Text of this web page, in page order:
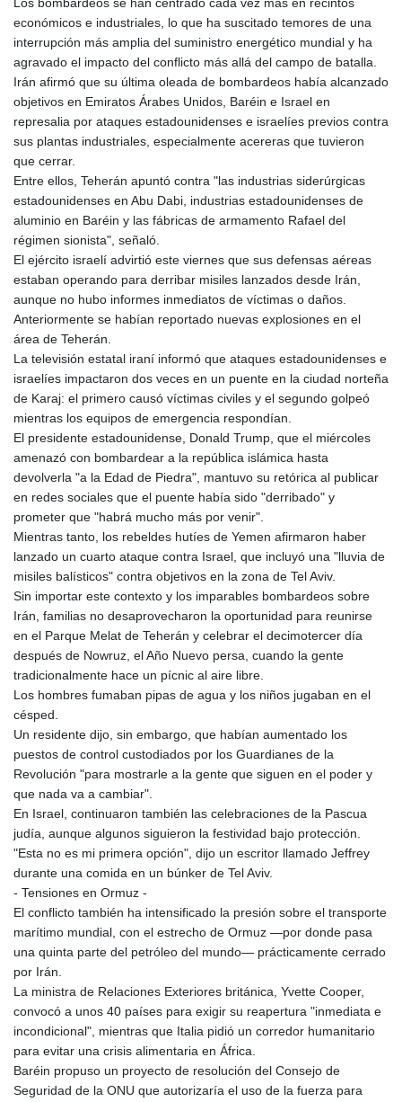
Los bombardeos se han centrado cada vez más en recintos
económicos e industriales, lo que ha suscitado temores de una
interrupción más amplia del suministro energético mundial y ha
agravado el impacto del conflicto más allá del campo de batalla.
Irán afirmó que su última oleada de bombardeos había alcanzado
objetivos en Emiratos Árabes Unidos, Baréin e Israel en
represalia por ataques estadounidenses e israelíes previos contra
sus plantas industriales, especialmente acereras que tuvieron
que cerrar.
Entre ellos, Teherán apuntó contra "las industrias siderúrgicas
estadounidenses en Abu Dabi, industrias estadounidenses de
aluminio en Baréin y las fábricas de armamento Rafael del
régimen sionista", señaló.
El ejército israelí advirtió este viernes que sus defensas aéreas
estaban operando para derribar misiles lanzados desde Irán,
aunque no hubo informes inmediatos de víctimas o daños.
Anteriormente se habían reportado nuevas explosiones en el
área de Teherán.
La televisión estatal iraní informó que ataques estadounidenses e
israelíes impactaron dos veces en un puente en la ciudad norteña
de Karaj: el primero causó víctimas civiles y el segundo golpeó
mientras los equipos de emergencia respondían.
El presidente estadounidense, Donald Trump, que el miércoles
amenazó con bombardear a la república islámica hasta
devolverla "a la Edad de Piedra", mantuvo su retórica al publicar
en redes sociales que el puente había sido "derribado" y
prometer que "habrá mucho más por venir".
Mientras tanto, los rebeldes hutíes de Yemen afirmaron haber
lanzado un cuarto ataque contra Israel, que incluyó una "lluvia de
misiles balísticos" contra objetivos en la zona de Tel Aviv.
Sin importar este contexto y los imparables bombardeos sobre
Irán, familias no desaprovecharon la oportunidad para reunirse
en el Parque Melat de Teherán y celebrar el decimotercer día
después de Nowruz, el Año Nuevo persa, cuando la gente
tradicionalmente hace un pícnic al aire libre.
Los hombres fumaban pipas de agua y los niños jugaban en el
césped.
Un residente dijo, sin embargo, que habían aumentado los
puestos de control custodiados por los Guardianes de la
Revolución "para mostrarle a la gente que siguen en el poder y
que nada va a cambiar".
En Israel, continuaron también las celebraciones de la Pascua
judía, aunque algunos siguieron la festividad bajo protección.
"Esta no es mi primera opción", dijo un escritor llamado Jeffrey
durante una comida en un búnker de Tel Aviv.
- Tensiones en Ormuz -
El conflicto también ha intensificado la presión sobre el transporte
marítimo mundial, con el estrecho de Ormuz —por donde pasa
una quinta parte del petróleo del mundo— prácticamente cerrado
por Irán.
La ministra de Relaciones Exteriores británica, Yvette Cooper,
convocó a unos 40 países para exigir su reapertura "inmediata e
incondicional", mientras que Italia pidió un corredor humanitario
para evitar una crisis alimentaria en África.
Baréin propuso un proyecto de resolución del Consejo de
Seguridad de la ONU que autorizaría el uso de la fuerza para